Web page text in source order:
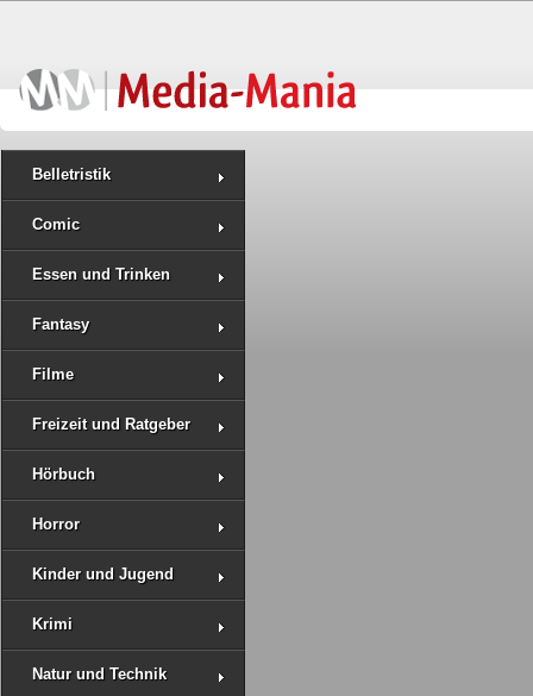
Belletristik
Comic
Essen und Trinken
Fantasy
Filme
Freizeit und Ratgeber
Hörbuch
Horror
Kinder und Jugend
Krimi
Natur und Technik